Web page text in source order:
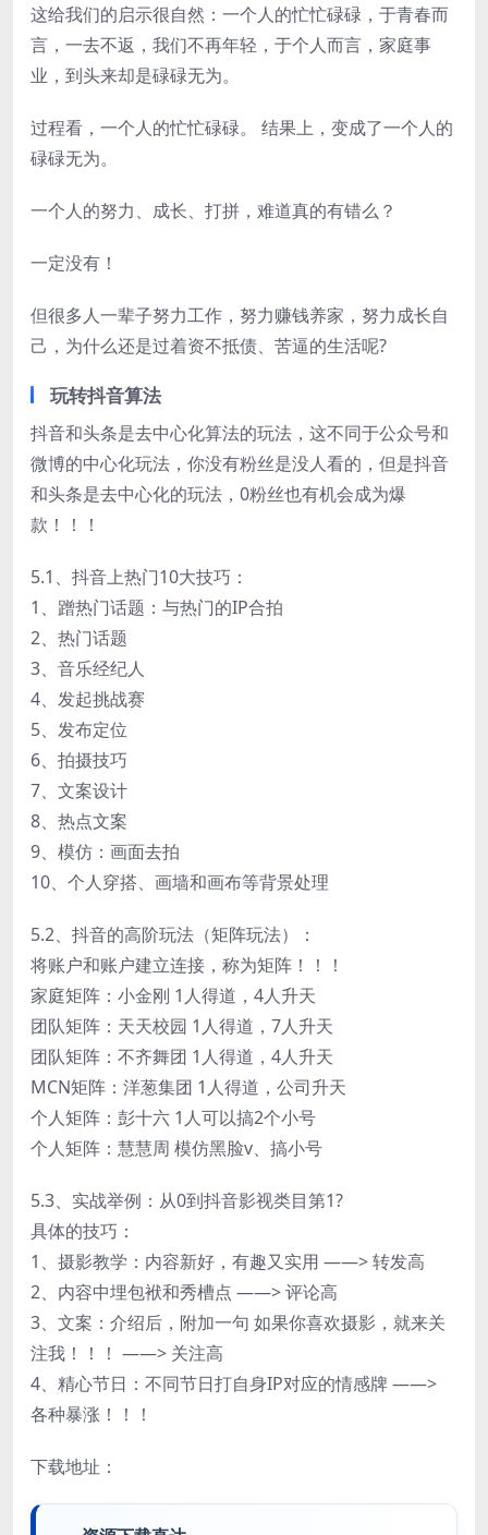
这给我们的启示很自然：一个人的忙忙碌碌，于青春而
言，一去不返，我们不再年轻，于个人而言，家庭事
业，到头来却是碌碌无为。
过程看，一个人的忙忙碌碌。 结果上，变成了一个人的
碌碌无为。
一个人的努力、成长、打拼，难道真的有错么？
一定没有！
但很多人一辈子努力工作，努力赚钱养家，努力成长自
己，为什么还是过着资不抵债、苦逼的生活呢?
玩转抖音算法
抖音和头条是去中心化算法的玩法，这不同于公众号和
微博的中心化玩法，你没有粉丝是没人看的，但是抖音
和头条是去中心化的玩法，0粉丝也有机会成为爆
款！！！
5.1、抖音上热门10大技巧：
1、蹭热门话题：与热门的IP合拍
2、热门话题
3、音乐经纪人
4、发起挑战赛
5、发布定位
6、拍摄技巧
7、文案设计
8、热点文案
9、模仿：画面去拍
10、个人穿搭、画墙和画布等背景处理
5.2、抖音的高阶玩法（矩阵玩法）：
将账户和账户建立连接，称为矩阵！！！
家庭矩阵：小金刚 1人得道，4人升天
团队矩阵：天天校园 1人得道，7人升天
团队矩阵：不齐舞团 1人得道，4人升天
MCN矩阵：洋葱集团 1人得道，公司升天
个人矩阵：彭十六 1人可以搞2个小号
个人矩阵：慧慧周 模仿黑脸v、搞小号
5.3、实战举例：从0到抖音影视类目第1?
具体的技巧：
1、摄影教学：内容新好，有趣又实用 ——> 转发高
2、内容中埋包袱和秀槽点 ——> 评论高
3、文案：介绍后，附加一句 如果你喜欢摄影，就来关
注我！！！ ——> 关注高
4、精心节日：不同节日打自身IP对应的情感牌 ——>
各种暴涨！！！
下载地址：